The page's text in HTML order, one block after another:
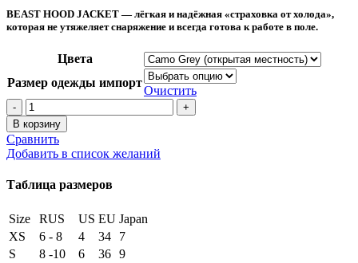
BEAST HOOD JACKET — лёгкая и надёжная «страховка от холода»,
которая не утяжеляет снаряжение и всегда готова к работе в поле.
Цвета
Размер одежды импорт
Очистить
Количество
товара
Куртка
King
Hunter
HOOD
В корзину
Сравнить
Добавить в список желаний
Таблица размеров
Size RUS US EU Japan
XS
6 - 8 4 34
7
S
8 -10 6 36 9